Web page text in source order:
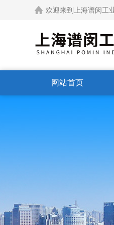
欢迎来到上海谱闵工
网站首页